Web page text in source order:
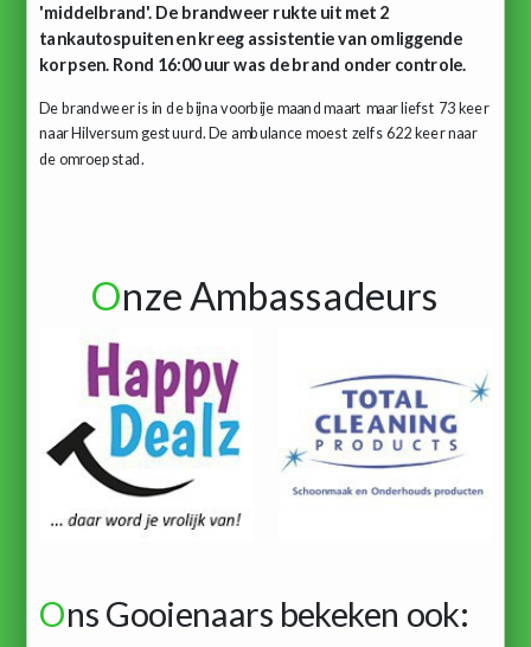
'middelbrand'. De brandweer rukte uit met 2
tankautospuiten en kreeg assistentie van omliggende
korpsen. Rond 16:00 uur was de brand onder controle.
De brandweer is in de bijna voorbije maand maart maar liefst 73 keer
naar Hilversum gestuurd. De ambulance moest zelfs 622 keer naar
de omroepstad.
Onze Ambassadeurs
Ons Gooienaars bekeken ook: